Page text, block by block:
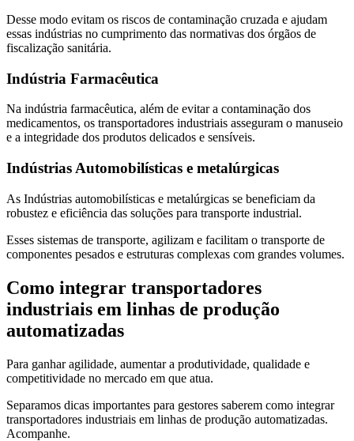
Desse modo evitam os riscos de contaminação cruzada e ajudam
essas indústrias no cumprimento das normativas dos órgãos de
fiscalização sanitária.
Indústria Farmacêutica
Na indústria farmacêutica, além de evitar a contaminação dos
medicamentos, os transportadores industriais asseguram o manuseio
e a integridade dos produtos delicados e sensíveis.
Indústrias Automobilísticas e metalúrgicas
As Indústrias automobilísticas e metalúrgicas se beneficiam da
robustez e eficiência das soluções para transporte industrial.
Esses sistemas de transporte, agilizam e facilitam o transporte de
componentes pesados e estruturas complexas com grandes volumes.
Como integrar transportadores
industriais em linhas de produção
automatizadas
Para ganhar agilidade, aumentar a produtividade, qualidade e
competitividade no mercado em que atua.
Separamos dicas importantes para gestores saberem como integrar
transportadores industriais em linhas de produção automatizadas.
Acompanhe.